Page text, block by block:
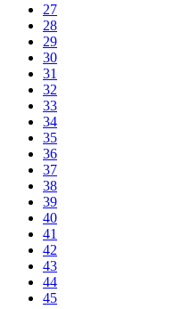
27
28
29
30
31
32
33
34
35
36
37
38
39
40
41
42
43
44
45